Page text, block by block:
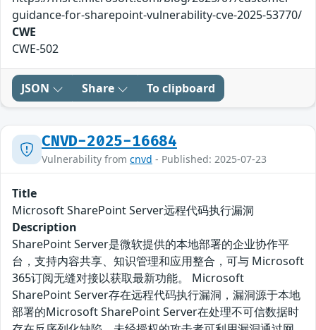
guidance-for-sharepoint-vulnerability-cve-2025-53770/
CWE
CWE-502
JSON Share To clipboard
CNVD-2025-16684
Vulnerability from cnvd - Published: 2025-07-23
Title
Microsoft SharePoint Server远程代码执行漏洞
Description
SharePoint Server是微软提供的本地部署的企业协作平
台，支持内容共享、知识管理和应用整合，可与 Microsoft
365订阅无缝对接以获取最新功能。 Microsoft
SharePoint Server存在远程代码执行漏洞，漏洞源于本地
部署的Microsoft SharePoint Server在处理不可信数据时